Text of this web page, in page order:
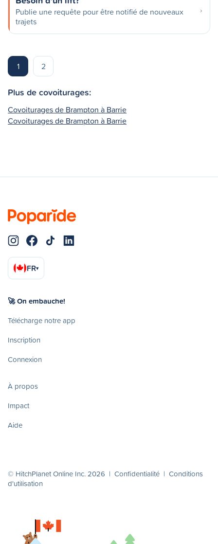
Publie une requête pour être notifié de nouveaux
trajets
1 2
Plus de covoiturages:
Covoiturages de Brampton à Barrie
Covoiturages de Brampton à Barrie
FR▾
🚀 On embauche!
Télécharge notre app
Inscription
Connexion
À propos
Impact
Aide
© HitchPlanet Online Inc. 2026 | Confidentialité | Conditions
d'utilisation